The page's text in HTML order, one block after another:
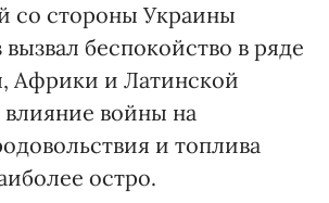
со стороны Украины
беспокойство в ряде
Африки и Латинской
войны на
и топлива
остро.